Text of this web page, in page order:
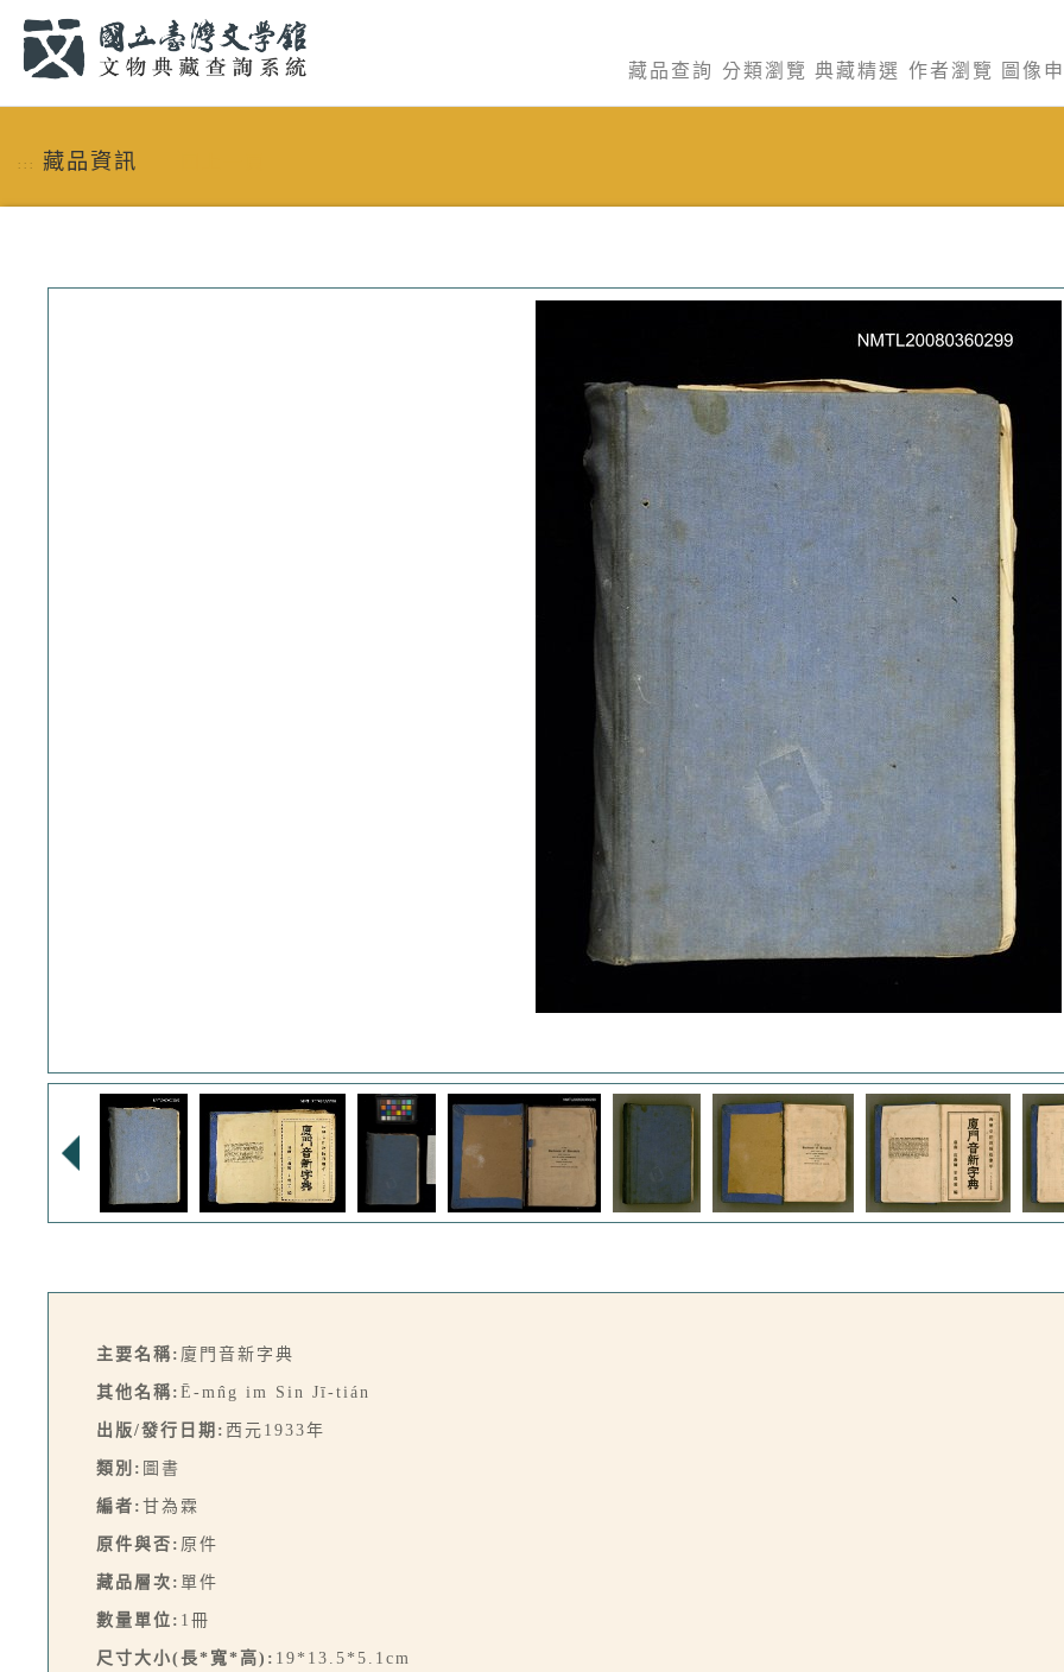
藏品查詢 分類瀏覽 典藏精選 作者瀏覽 圖像
::: 藏品資訊
主要名稱: 廈門音新字典
其他名稱: Ē-mn̂g im Sin Jī-tián
出版/發行日期: 西元1933年
類別: 圖書
編者: 甘為霖
原件與否: 原件
藏品層次: 單件
數量單位: 1冊
尺寸大小(長*寬*高): 19*13.5*5.1cm